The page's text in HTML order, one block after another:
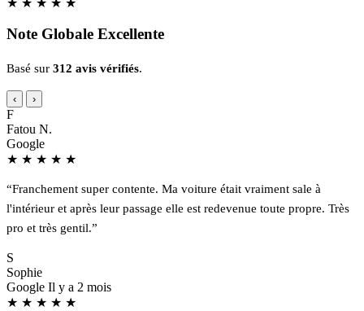
Note Globale Excellente
Basé sur 312 avis vérifiés.
‹ ›
F
Fatou N.
Google
★ ★ ★ ★ ★
“Franchement super contente. Ma voiture était vraiment sale à
l'intérieur et après leur passage elle est redevenue toute propre. Très
pro et très gentil.”
S
Sophie
Google Il y a 2 mois
★ ★ ★ ★ ★